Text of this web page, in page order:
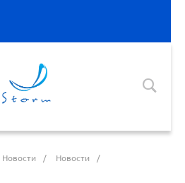
Новости / Новости
/